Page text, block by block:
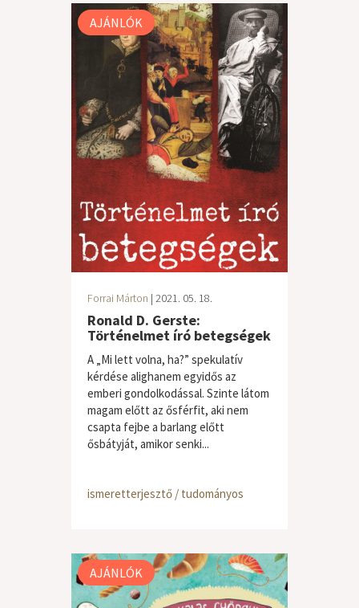
AJÁNLÓK
Forrai Márton | 2021. 05. 18.
Ronald D. Gerste:
Történelmet író betegségek
A „Mi lett volna, ha?” spekulatív
kérdése alighanem egyidős az
emberi gondolkodással. Szinte látom
magam előtt az ősférfit, aki nem
csapta fejbe a barlang előtt
ősbátyját, amikor senki...
ismeretterjesztő / tudományos
AJÁNLÓK